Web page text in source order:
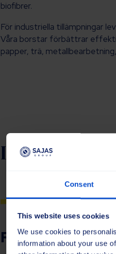
Consent
This website uses cookies
We use cookies to
information about your use
biofibrer.
För industriella tillämpningar
Våra borstar förbättrar
papper, trä,
Lösningar